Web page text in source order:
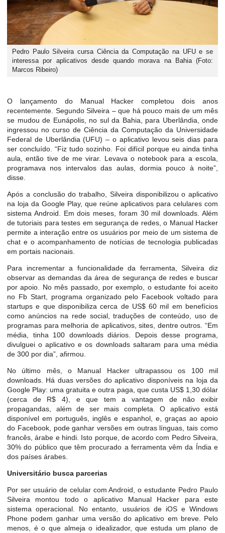
Pedro Paulo Silveira cursa Ciência da Computação na UFU e se
interessa por aplicativos desde quando morava na Bahia (Foto:
Marcos Ribeiro)
O lançamento do Manual Hacker completou dois anos
recentemente. Segundo Silveira – que há pouco mais de um mês
se mudou de Eunápolis, no sul da Bahia, para Uberlândia, onde
ingressou no curso de Ciência da Computação da Universidade
Federal de Uberlândia (UFU) – o aplicativo levou seis dias para
ser concluído. “Fiz tudo sozinho. Foi difícil porque eu ainda tinha
aula, então tive de me virar. Levava o notebook para a escola,
programava nos intervalos das aulas, dormia pouco à noite”,
disse.
Após a conclusão do trabalho, Silveira disponibilizou o aplicativo
na loja da Google Play, que reúne aplicativos para celulares com
sistema Android. Em dois meses, foram 30 mil downloads. Além
de tutoriais para testes em segurança de redes, o Manual Hacker
permite a interação entre os usuários por meio de um sistema de
chat e o acompanhamento de notícias de tecnologia publicadas
em portais nacionais.
Para incrementar a funcionalidade da ferramenta, Silveira diz
observar as demandas da área de segurança de redes e buscar
por apoio. No mês passado, por exemplo, o estudante foi aceito
no Fb Start, programa organizado pelo Facebook voltado para
startups e que disponibiliza cerca de US$ 60 mil em benefícios
como anúncios na rede social, traduções de conteúdo, uso de
programas para melhoria de aplicativos, sites, dentre outros. “Em
média, tinha 100 downloads diários. Depois desse programa,
divulguei o aplicativo e os downloads saltaram para uma média
de 300 por dia”, afirmou.
No último mês, o Manual Hacker ultrapassou os 100 mil
downloads. Há duas versões do aplicativo disponíveis na loja da
Google Play: uma gratuita e outra paga, que custa US$ 1,30 dólar
(cerca de R$ 4), e que tem a vantagem de não exibir
propagandas, além de ser mais completa. O aplicativo está
disponível em português, inglês e espanhol, e, graças ao apoio
do Facebook, pode ganhar versões em outras línguas, tais como
francês, árabe e hindi. Isto porque, de acordo com Pedro Silveira,
30% do público que têm procurado a ferramenta vêm da Índia e
dos países árabes.
Universitário busca parcerias
Por ser usuário de celular com Android, o estudante Pedro Paulo
Silveira montou todo o aplicativo Manual Hacker para este
sistema operacional. No entanto, usuários de iOS e Windows
Phone podem ganhar uma versão do aplicativo em breve. Pelo
menos, é o que almeja o idealizador, que estuda um plano de